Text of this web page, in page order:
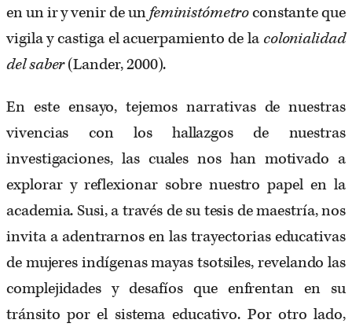
en un ir y venir de unfeministómetroconstante que
vigila y castiga el acuerpamiento de la colonialidad
del saber(Lander, 2000).
En este ensayo, tejemos narrativas de nuestras
vivencias con los hallazgos de nuestras
investigaciones, las cuales nos han motivado a
explorar y reflexionar sobre nuestro papel en la
academia. Susi, a través de su tesis de maestría, nos
invita a adentrarnos en las trayectorias educativas
de mujeres indígenas mayas tsotsiles, revelando las
complejidades y desafíos que enfrentan en su
tránsito por el sistema educativo. Por otro lado,